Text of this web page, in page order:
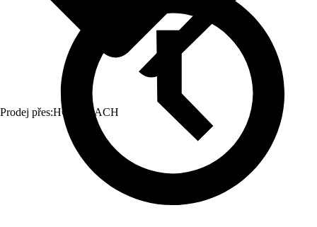
Prodej přes:HORNBACH